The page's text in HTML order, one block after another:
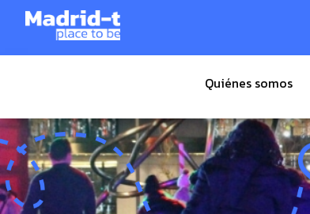
Quiénes somos
Tiempo de lectura: 2 minutos